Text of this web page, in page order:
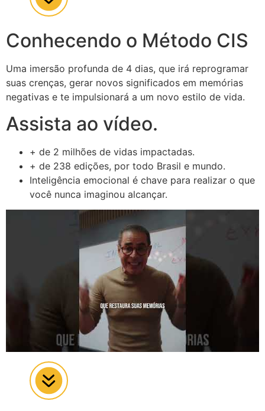
Conhecendo o Método CIS
Uma imersão profunda de 4 dias, que irá reprogramar
suas crenças, gerar novos significados em memórias
negativas e te impulsionará a um novo estilo de vida.
Assista ao vídeo.
+ de 2 milhões de vidas impactadas.
+ de 238 edições, por todo Brasil e mundo.
Inteligência emocional é chave para realizar o que
você nunca imaginou alcançar.